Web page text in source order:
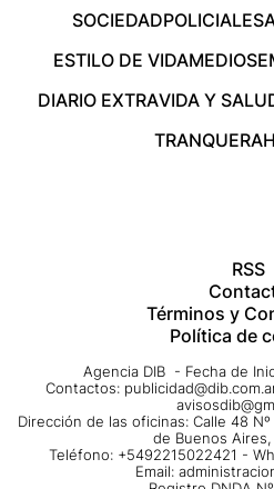
SOCIEDADPOLICIALES
ESTILO DE VIDAMEDIOS
DIARIO EXTRAVIDA Y
TRANQUERA
RSS
Términos y
Política de
Agencia DIB - Fecha de
Contactos:
Dirección de las oficinas: Calle 48
de Buenos
Teléfono: +5492215022421 -
Email: